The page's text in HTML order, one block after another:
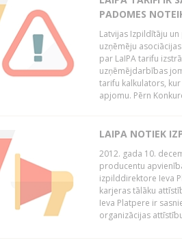
PADOMES
Latvijas Izpildītāju
uzņēmēju
par LaIPA tarifu
uzņēmējdarbības
tarifu kalkulators,
apjomu. Pērn
LAIPA NOTIEK
2012. gada 10.
producentu
izpilddirektore Ieva
karjeras tālāku
Ieva Platpere ir
organizācijas